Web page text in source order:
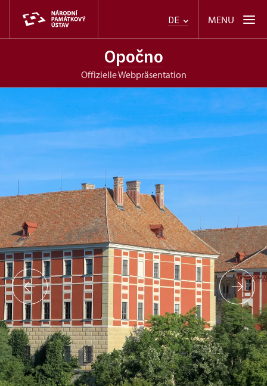
DE MENU
Opočno
offizielle Webpräsentation